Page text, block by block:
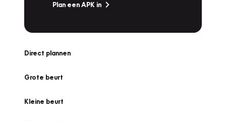
Plan een APK in
Direct plannen
Grote beurt
Kleine beurt